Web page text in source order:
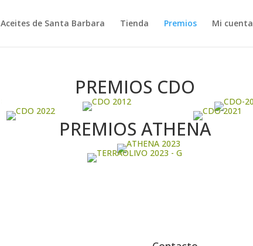
Aceites de Santa Barbara Tienda Premios Mi cuenta
PREMIOS CDO
PREMIOS ATHENA